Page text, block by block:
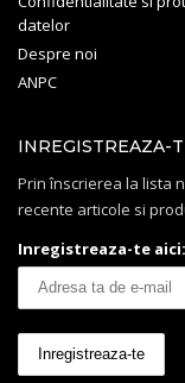
datelor
Despre noi
ANPC
INREGISTREAZA-
Prin înscrierea la lista
recente articole si
Inregistreaza-te aici: